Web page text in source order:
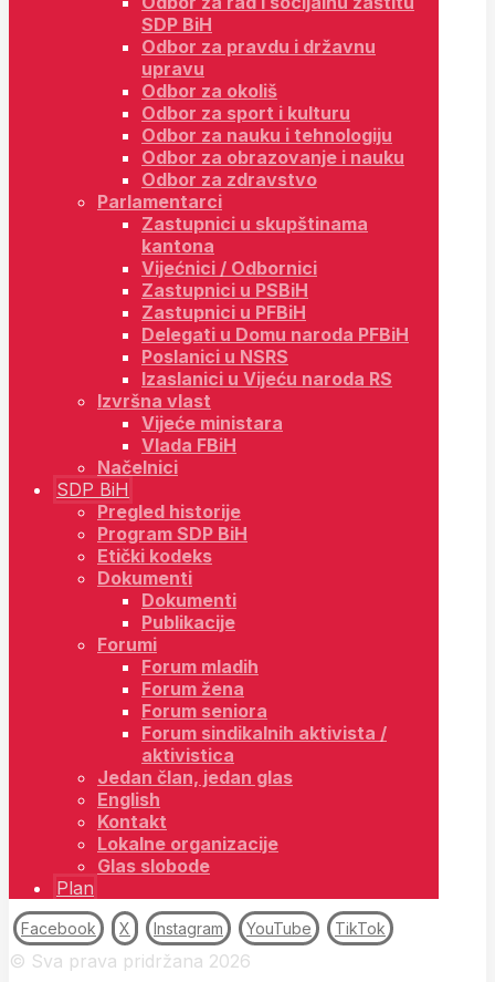
SDP BiH
Odbor za pravdu i državnu
upravu
Odbor za okoliš
Odbor za sport i kulturu
Odbor za nauku i tehnologiju
Odbor za obrazovanje i nauku
Odbor za zdravstvo
Parlamentarci
Zastupnici u skupštinama
kantona
Vijećnici / Odbornici
Zastupnici u PSBiH
Zastupnici u PFBiH
Delegati u Domu naroda PFBiH
Poslanici u NSRS
Izaslanici u Vijeću naroda RS
Izvršna vlast
Vijeće ministara
Vlada FBiH
Načelnici
SDP BiH
Pregled historije
Program SDP BiH
Etički kodeks
Dokumenti
Dokumenti
Publikacije
Forumi
Forum mladih
Forum žena
Forum seniora
Forum sindikalnih aktivista /
aktivistica
Jedan član, jedan glas
English
Kontakt
Lokalne organizacije
Glas slobode
Plan
Facebook X Instagram YouTube TikTok
© Sva prava pridržana 2026